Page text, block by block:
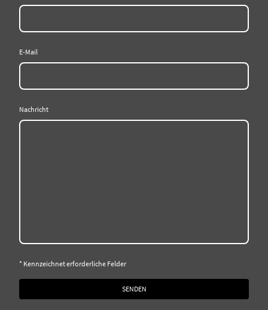
E-Mail
Nachricht
* Kennzeichnet erforderliche Felder
SENDEN